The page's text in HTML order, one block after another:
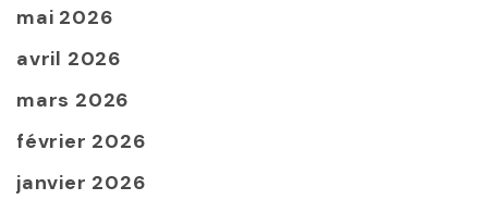
mai 2026
avril 2026
mars 2026
février 2026
janvier 2026